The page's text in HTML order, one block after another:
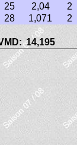
25 2,04 2
28 1,071 2
14,195